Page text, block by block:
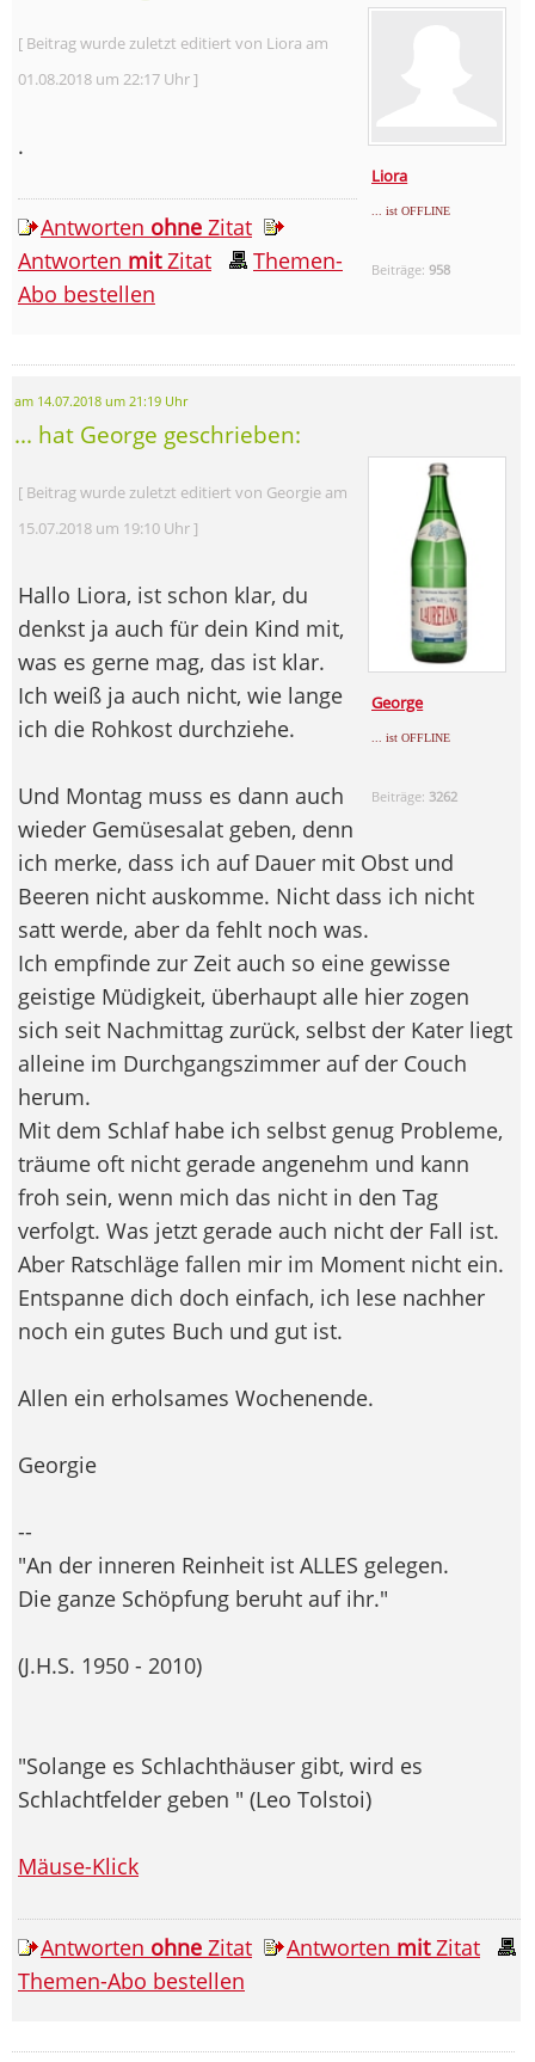
Liora
... ist OFFLINE
Beiträge:958
[ Beitrag wurde zuletzt editiert von Liora am
01.08.2018 um 22:17 Uhr ]
.
Antworten ohne Zitat
Antworten mitZitat
Themen-
Abo bestellen
am 14.07.2018 um 21:19 Uhr
... hat George geschrieben:
George
... ist OFFLINE
Beiträge: 3262
[ Beitrag wurde zuletzt editiert von Georgie am
15.07.2018 um 19:10 Uhr ]
Hallo Liora, ist schon klar, du
denkst ja auch für dein Kind mit,
was es gerne mag, das ist klar.
Ich weiß ja auch nicht, wie lange
ich die Rohkost durchziehe.
Und Montag muss es dann auch
wieder Gemüsesalat geben, denn
ich merke, dass ich auf Dauer mit Obst und
Beeren nicht auskomme. Nicht dass ich nicht
satt werde, aber da fehlt noch was.
Ich empfinde zur Zeit auch so eine gewisse
geistige Müdigkeit, überhaupt alle hier zogen
sich seit Nachmittag zurück, selbst der Kater liegt
alleine im Durchgangszimmer auf der Couch
herum.
Mit dem Schlaf habe ich selbst genug Probleme,
träume oft nicht gerade angenehm und kann
froh sein, wenn mich das nicht in den Tag
verfolgt. Was jetzt gerade auch nicht der Fall ist.
Aber Ratschläge fallen mir im Moment nicht ein.
Entspanne dich doch einfach, ich lese nachher
noch ein gutes Buch und gut ist.
Allen ein erholsames Wochenende.
Georgie
--
"An der inneren Reinheit ist ALLES gelegen.
Die ganze Schöpfung beruht auf ihr."
(J.H.S. 1950 - 2010)
"Solange es Schlachthäuser gibt, wird es
Schlachtfelder geben " (Leo Tolstoi)
Mäuse-Klick
Antworten ohne Zitat Antworten mitZitat
Themen-Abo bestellen